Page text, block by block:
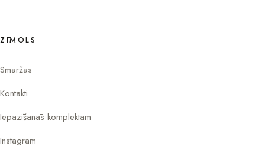
ZĪMOLS
Smaržas
Kontakti
Iepazīšanās komplektam
Instagram